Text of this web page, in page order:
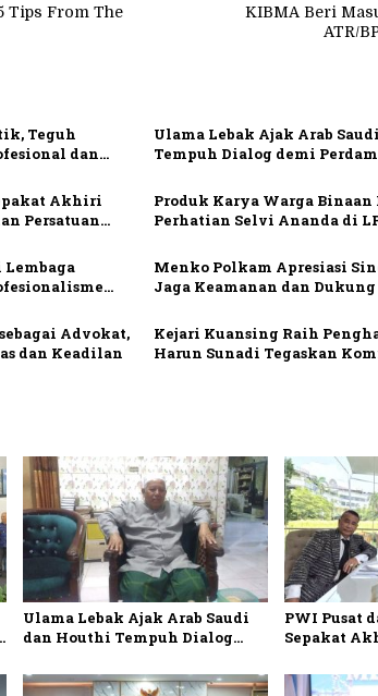
Tips From The
KIBMA Beri
ATR/
Teguh
dan
Ulama Lebak Ajak Arab
Tempuh Dialog demi
Akhiri
Persatuan
Produk Karya Warga Binaan
Perhatian Selvi Ananda di
Lembaga
Menko Polkam Apresiasi
Jaga Keamanan dan
Advokat,
dan Keadilan
Kejari Kuansing Raih
Harun Sunadi Tegaskan
Ulama Lebak Ajak Arab Saudi
dan Houthi Tempuh Dialog
PWI Pusat
Sepakat
Persatuan